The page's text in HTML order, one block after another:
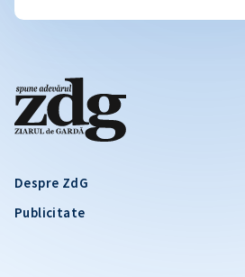
Despre ZdG
Publicitate